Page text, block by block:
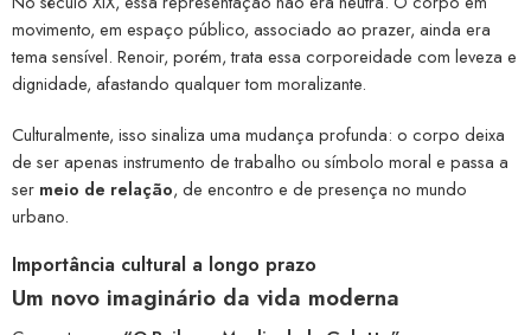
movimento, em espaço público, associado ao prazer, ainda era
tema sensível. Renoir, porém, trata essa corporeidade com leveza e
dignidade, afastando qualquer tom moralizante.
Culturalmente, isso sinaliza uma mudança profunda: o corpo deixa
de ser apenas instrumento de trabalho ou símbolo moral e passa a
ser meio de relação, de encontro e de presença no mundo
urbano.
Importância cultural a longo prazo
Um novo imaginário da vida moderna